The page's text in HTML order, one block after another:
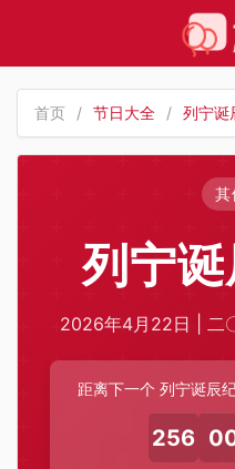
首页 / 节日大全 / 列宁诞
其
列宁
2026年4月22日 | 二
距离下一个 列宁诞辰
256